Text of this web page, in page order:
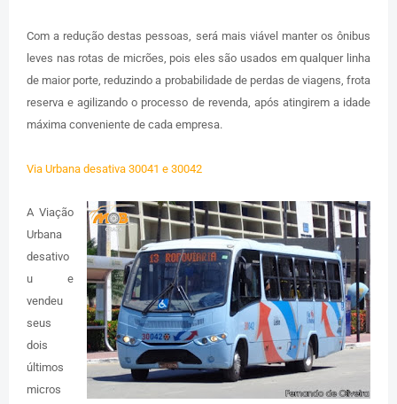
Com a redução destas pessoas, será mais viável manter os ônibus
leves nas rotas de micrões, pois eles são usados em qualquer linha
de maior porte, reduzindo a probabilidade de perdas de viagens, frota
reserva e agilizando o processo de revenda, após atingirem a idade
máxima conveniente de cada empresa.
Via Urbana desativa 30041 e 30042
A Viação
Urbana
desativo
u e
vendeu
seus
dois
últimos
micros